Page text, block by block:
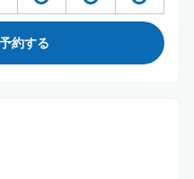
約する